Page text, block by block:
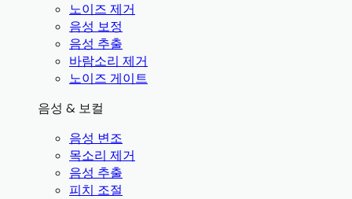
노이즈 제거
음성 보정
음성 추출
바람소리 제거
노이즈 게이트
음성 & 보컬
음성 변조
목소리 제거
음성 추출
피치 조절